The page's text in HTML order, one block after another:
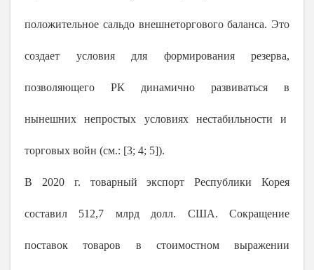
положительное сальдо внешнеторгового баланса. Это
создает условия для формирования резерва,
позволяющего РК динамично развиваться в
нынешних непростых условиях нестабильности и
торговых войн (см.: [3; 4; 5]).
В 2020 г. товарный экспорт Республики Корея
составил 512,7 млрд долл. США. Сокращение
поставок товаров в стоимостном выражении